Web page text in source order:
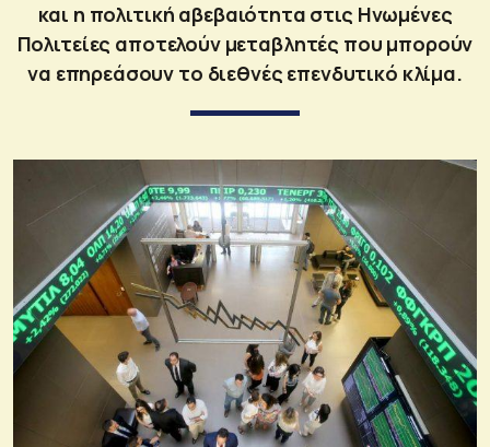
και η πολιτική αβεβαιότητα στις Ηνωμένες
Πολιτείες αποτελούν μεταβλητές που μπορούν
να επηρεάσουν το διεθνές επενδυτικό κλίμα.